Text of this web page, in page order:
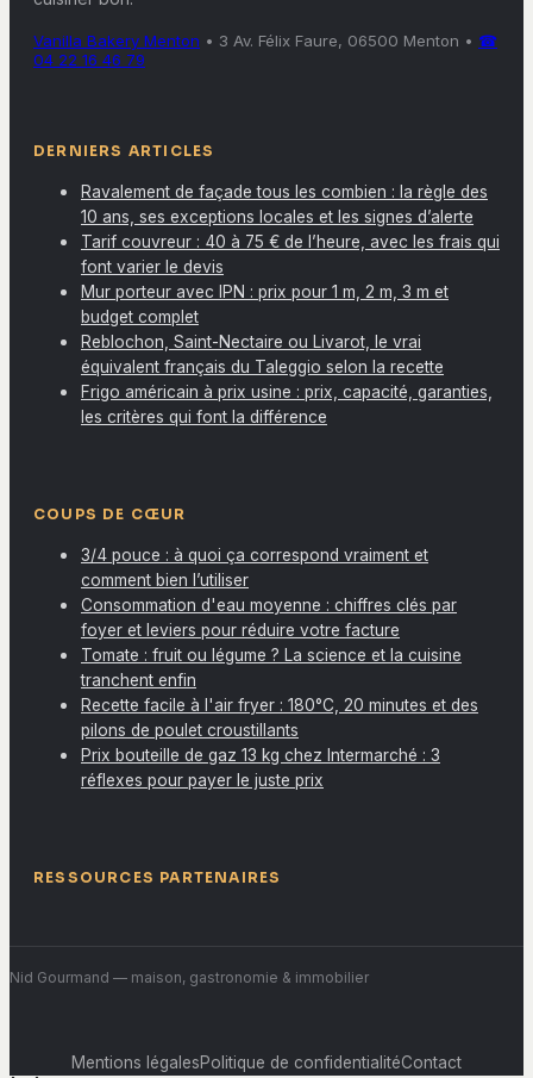
Vanilla Bakery Menton • 3 Av. Félix Faure, 06500 Menton • ☎
04 22 16 46 79
DERNIERS ARTICLES
Ravalement de façade tous les combien : la règle des
10 ans, ses exceptions locales et les signes d’alerte
Tarif couvreur : 40 à 75 € de l’heure, avec les frais qui
font varier le devis
Mur porteur avec IPN : prix pour 1 m, 2 m, 3 m et
budget complet
Reblochon, Saint-Nectaire ou Livarot, le vrai
équivalent français du Taleggio selon la recette
Frigo américain à prix usine : prix, capacité, garanties,
les critères qui font la différence
COUPS DE CŒUR
3/4 pouce : à quoi ça correspond vraiment et
comment bien l’utiliser
Consommation d'eau moyenne : chiffres clés par
foyer et leviers pour réduire votre facture
Tomate : fruit ou légume ? La science et la cuisine
tranchent enfin
Recette facile à l'air fryer : 180°C, 20 minutes et des
pilons de poulet croustillants
Prix bouteille de gaz 13 kg chez Intermarché : 3
réflexes pour payer le juste prix
RESSOURCES PARTENAIRES
Nid Gourmand — maison, gastronomie & immobilier
Mentions légalesPolitique de confidentialitéContact